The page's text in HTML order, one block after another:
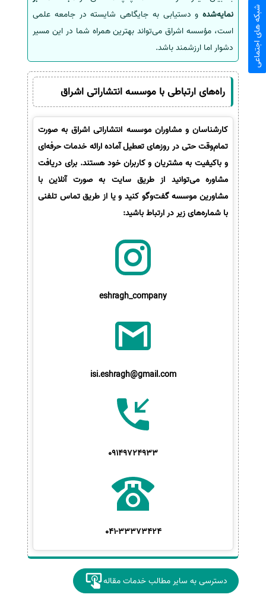
نمایه‌شده و دستیابی به جایگاهی شایسته در جامعه علمی
است، مؤسسه اشراق می‌تواند بهترین همراه شما در این مسیر
دشوار اما ارزشمند باشد.
راه‌های ارتباطی با موسسه انتشاراتی اشراق
کارشناسان و مشاوران موسسه انتشاراتی اشراق به صورت
تمام‌وقت حتی در روزهای تعطیل آماده ارائه خدمات حرفه‌ای
و باکیفیت به مشتریان و کاربران خود هستند. برای دریافت
مشاوره می‌توانید از طریق سایت به صورت آنلاین با
مشاورین موسسه گفت‌وگو کنید و یا از طریق تماس تلفنی
با شماره‌های زیر در ارتباط باشید:
eshragh_company
isi.eshragh@gmail.com
09149724933
041-33373424
دسترسی به سایر مطالب خدمات مقاله
شبکه های اجتماعی